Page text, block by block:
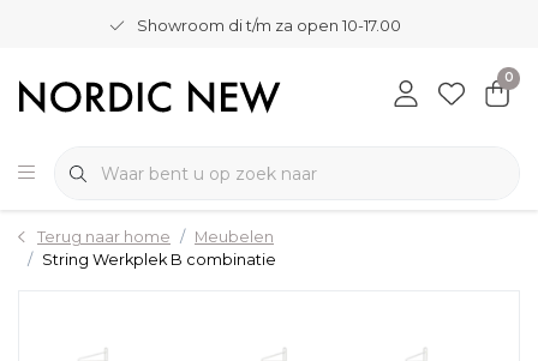
Showroom di t/m za open 10-17.00
0
Terug naar home
Meubelen
String Werkplek B combinatie